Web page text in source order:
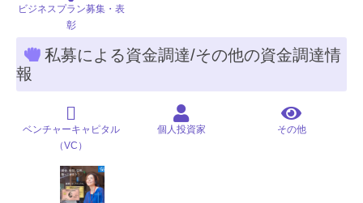
ビジネスプラン募集・表
彰
私募による資金調達/その他の資金調達情
報
ベンチャーキャピタル
（VC）
個人投資家 その他